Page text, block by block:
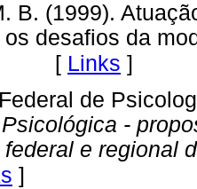
B. (1999).
os desafios da
[ Links ]
de
-
e regional
]